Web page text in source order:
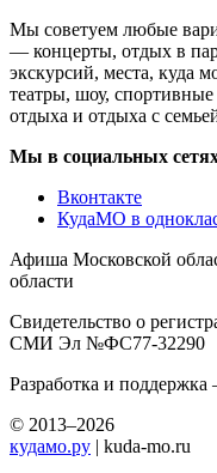
Мы советуем любые
— концерты, отдых в
экскурсий, места, куда
театры, шоу,
отдыха и отдыха с
Мы в социальных
Вконтакте
КудаМО в
Афиша Московской
области
Свидетельство о
СМИ Эл №ФС77-32290
Разработка и
© 2013–2026
кудамо.ру | kuda-mo.ru